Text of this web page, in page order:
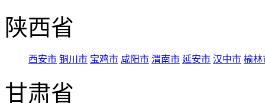
陕西省
西安市 铜川市 宝鸡市 咸阳市 渭南市 延安市 汉中市 榆林
甘肃省